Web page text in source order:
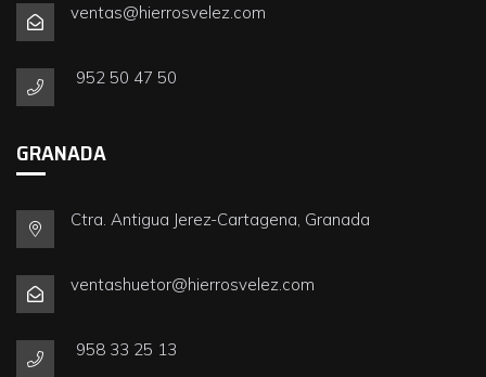
ventas@hierrosvelez.com
952 50 47 50
GRANADA
Ctra. Antigua Jerez-Cartagena, Granada
ventashuetor@hierrosvelez.com
958 33 25 13